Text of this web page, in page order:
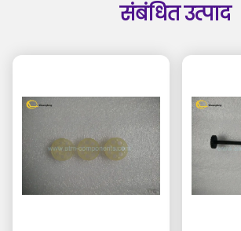
संबंधित उत्पाद